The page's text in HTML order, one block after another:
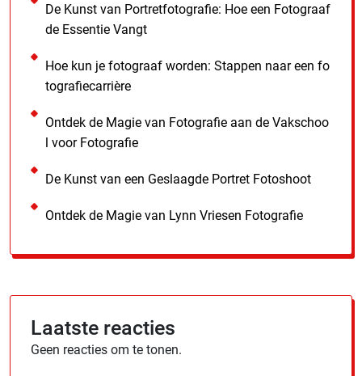
De Kunst van Portretfotografie: Hoe een Fotograaf
de Essentie Vangt
Hoe kun je fotograaf worden: Stappen naar een fo
tografiecarrière
Ontdek de Magie van Fotografie aan de Vakschoo
l voor Fotografie
De Kunst van een Geslaagde Portret Fotoshoot
Ontdek de Magie van Lynn Vriesen Fotografie
Laatste reacties
Geen reacties om te tonen.